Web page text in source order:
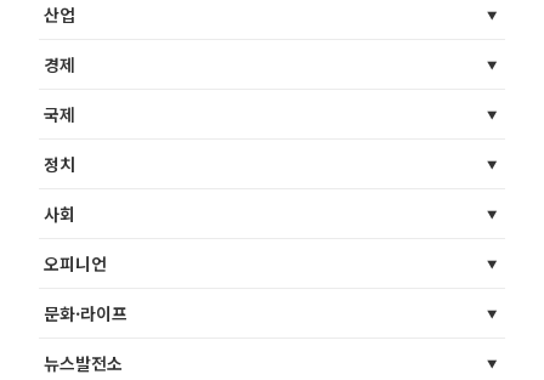
산업
경제
국제
정치
사회
오피니언
문화·라이프
뉴스발전소